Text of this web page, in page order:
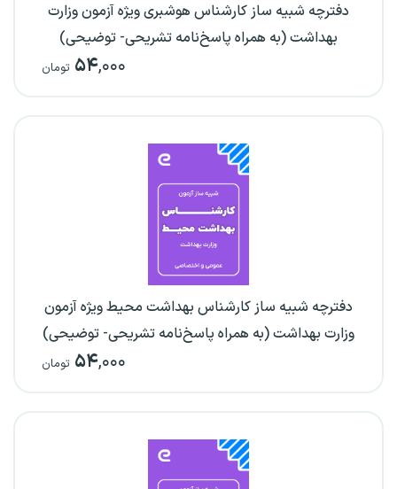
دفترچه شبیه ساز کارشناس هوشبری ویژه آزمون وزارت
بهداشت (به همراه پاسخ‌نامه تشریحی- توضیحی)
۵۴,۰۰۰ تومان
دفترچه شبیه ساز کارشناس بهداشت محیط ویژه آزمون
وزارت بهداشت (به همراه پاسخ‌نامه تشریحی- توضیحی)
۵۴,۰۰۰ تومان